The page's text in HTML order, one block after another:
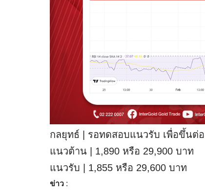
กลยุทธ์ | รอทดสอบแนวรับ เพื่อขึ้นต่อ
แนวต้าน | 1,890 หรือ 29,900 บาท
แนวรับ | 1,855 หรือ 29,600 บาท
ข่าว :